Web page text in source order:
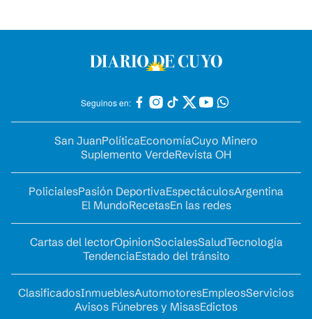
Seguinos en:
San JuanPolíticaEconomíaCuyo Minero
Suplemento VerdeRevista OH
PolicialesPasión DeportivaEspectáculosArgentina
El MundoRecetasEn las redes
Cartas del lectorOpinionSocialesSaludTecnología
TendenciaEstado del tránsito
ClasificadosInmueblesAutomotoresEmpleosServicios
Avisos Fúnebres y MisasEdictos